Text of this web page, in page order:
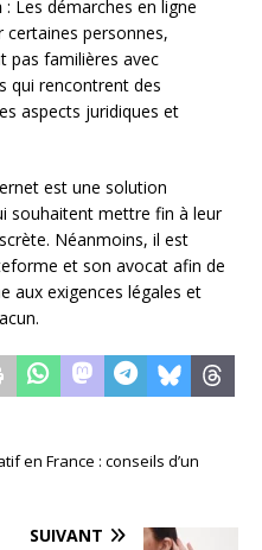
: Les démarches en ligne
personnes,
pas familières avec
qui rencontrent des
aspects juridiques et
est une solution
souhaitent mettre fin à leur
Néanmoins, il est
et son avocat afin de
aux exigences légales et
en France : conseils d’un
SUIVANT